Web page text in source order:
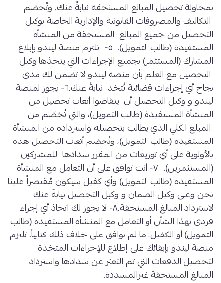
بمحاولة تحصيل المبالغ المستحقة نيابةً عنك. وتُخصَم
التكاليف والمصروفات القانونية والإدارية الخاصة بوكيل
التحصيل من جميع المبالغ المستحقة من المنشأة
المستفيدة (طالب التمويل). ٥- تلتزم منصة ليندو بإبلاغ
المشارك (المستثمر) بجميع الإجراءات التي يتخذها وكيل
التحصيل مع العلم بأن منصة ليندو لا تضمن لك مدى
نجاح أي إجراءات قضائية تُتخذ نيابةً عنك.٦- يجوز لمنصة
ليندو و وكيل التحصيل أن يتقاضوا أتعاب تحصيل من
المنشأة المستفيدة (طالب التمويل)، والتي تُخصَم من
المبلغ الكلي الذي يطالب بتحصيله واسترداده من المنشأة
المستفيدة (طالب التمويل)، وتُخصَم أتعاب التحصيل هذه
بالأولوية على أي توزيعات من المقرر سدادها للمشاركين
(المستثمرين). ٧- أنت توافق على أن التعامل مع المنشأة
المستفيدة (طالب التمويل) وأي كفيل سيكون مُقتصراً علينا
نحن وعلى وكيل الضمان و وكيل التحصيل نيابةً عنك
لاسترداد المبالغ المستحقة.٨- لا يجوز لك اتخاذ أي إجراء
فردي بهذا الشأن أو التعامل مع المنشأة المستفيدة (طالب
التمويل) أو الكفيل، ما لم نوافق على خلاف ذلك كتابياً. تلتزم
منصة ليندو بإبقائك على إطلاع للإجراءات المتخذة
لتحصيل الدفعات التي تم التعثر عن سدادها واسترداد
المبالغ المستحقة غيرالمسددة.